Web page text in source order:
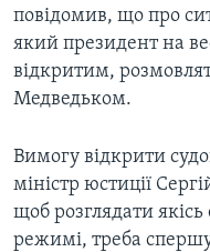
повідомив, що про
який президент на
відкритим,
Медведьком.
Вимогу відкрити
міністр юстиції
щоб розглядати
режимі, треба